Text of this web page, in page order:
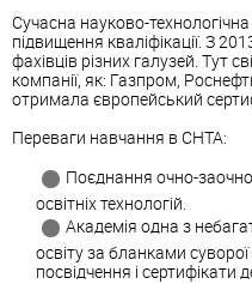
Сучасна науково-
підвищення кваліфікації. З
фахівців різних галузей. Тут
компанії, як: Газпром,
отримала європейський
Переваги навчання в СНТА:
Поєднання очно-
освітніх технологій.
Академія одна з
освіту за бланками
посвідчення і сертифікати